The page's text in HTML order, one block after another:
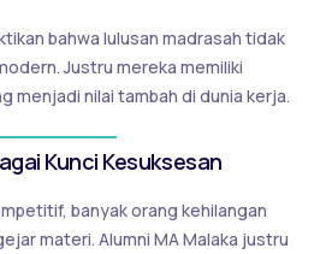
bahwa lulusan madrasah tidak
Justru mereka memiliki
menjadi nilai tambah di dunia kerja.
Kunci Kesuksesan
banyak orang kehilangan
materi. Alumni MA Malaka justru